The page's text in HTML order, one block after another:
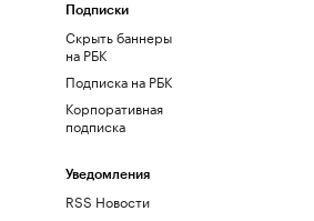
Подписки
Скрыть баннеры
на РБК
Подписка на РБК
Корпоративная
подписка
Уведомления
RSS Новости